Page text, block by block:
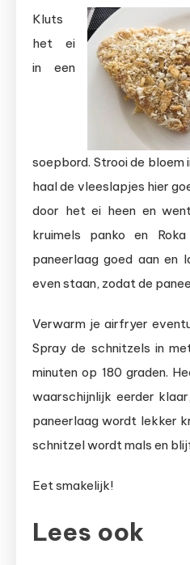
Kluts
het ei
in een
soepbord. Strooi de bloem
haal de vleeslapjes hier
door het ei heen en
kruimels panko en
paneerlaag goed aan en
even staan, zodat de
Verwarm je airfryer
Spray de schnitzels in
minuten op 180 graden.
waarschijnlijk eerder
paneerlaag wordt lekker
schnitzel wordt mals en
Eet smakelijk!
Lees ook